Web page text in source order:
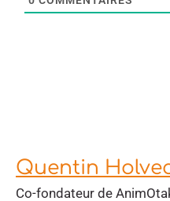
Quentin
Co-fondateur de